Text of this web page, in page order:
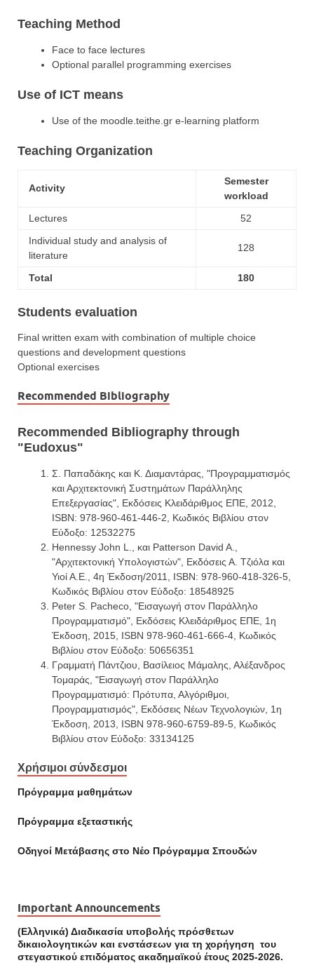
Teaching Method
Face to face lectures
Optional parallel programming exercises
Use of ICT means
Use of the moodle.teithe.gr e-learning platform
Teaching Organization
Activity
Semester
workload
Lectures
52
Individual study and analysis of
literature
128
Total 180
Students evaluation
Final written exam with combination of multiple choice
questions and development questions
Optional exercises
Recommended Bibliography
Recommended Bibliography through
"Eudoxus"
Σ. Παπαδάκης και Κ. Διαμαντάρας, "Προγραμματισμός
και Αρχιτεκτονική Συστημάτων Παράλληλης
Επεξεργασίας", Εκδόσεις Κλειδάριθμος ΕΠΕ, 2012,
ISBN: 978-960-461-446-2, Κωδικός Βιβλίου στον
Εύδοξο: 12532275
Hennessy John L., και Patterson David A.,
"Αρχιτεκτονική Υπολογιστών", Εκδόσεις Α. Τζιόλα και
Υιοί Α.Ε., 4η Έκδοση/2011, ISBN: 978-960-418-326-5,
Κωδικός Βιβλίου στον Εύδοξο: 18548925
Peter S. Pacheco, "Εισαγωγή στον Παράλληλο
Προγραμματισμό", Εκδόσεις Κλειδάριθμος ΕΠΕ, 1η
Έκδοση, 2015, ISBN 978-960-461-666-4, Κωδικός
Βιβλίου στον Εύδοξο: 50656351
Γραμματή Πάντζιου, Βασίλειος Μάμαλης, Αλέξανδρος
Τομαράς, "Εισαγωγή στον Παράλληλο
Προγραμματισμό: Πρότυπα, Αλγόριθμοι,
Προγραμματισμός", Εκδόσεις Νέων Τεχνολογιών, 1η
Έκδοση, 2013, ISBN 978-960-6759-89-5, Κωδικός
Βιβλίου στον Εύδοξο: 33134125
Χρήσιμοι σύνδεσμοι
Πρόγραμμα μαθημάτων
Πρόγραμμα εξεταστικής
Οδηγοί Mετάβασης στο Νέο Πρόγραμμα Σπουδών
Important Announcements
(Ελληνικά) Διαδικασία υποβολής πρόσθετων
δικαιολογητικών και ενστάσεων για τη χορήγηση του
στεγαστικού επιδόματος ακαδημαϊκού έτους 2025-2026.